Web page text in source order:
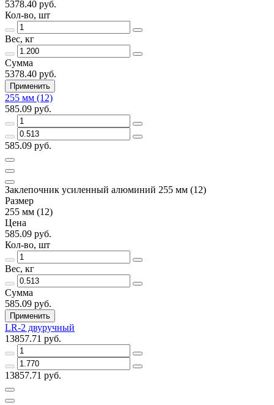
5378.40 руб.
Кол-во, шт
Вес, кг
Сумма
5378.40 руб.
Применить
255 мм (12)
585.09 руб.
585.09 руб.
Заклепочник усиленный алюминий 255 мм (12)
Размер
255 мм (12)
Цена
585.09 руб.
Кол-во, шт
Вес, кг
Сумма
585.09 руб.
Применить
LR-2 двуручный
13857.71 руб.
13857.71 руб.